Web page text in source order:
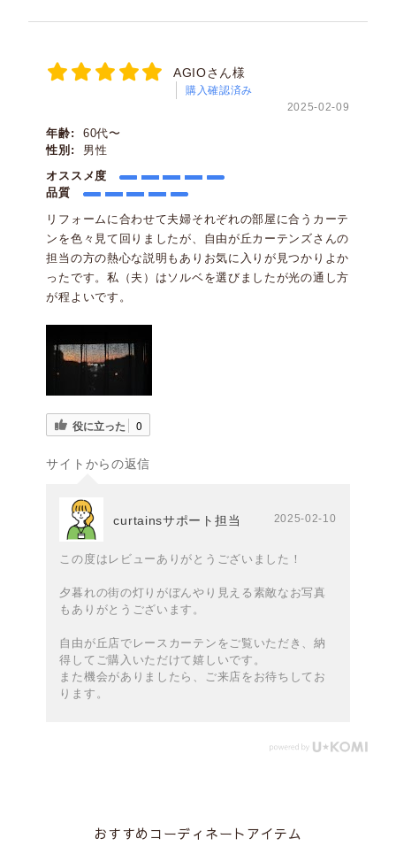
AGIOさん様
購入確認済み
2025-02-09
年齢:
60代〜
性別:
男性
オススメ度
品質
リフォームに合わせて夫婦それぞれの部屋に合うカーテ
ンを色々見て回りましたが、自由が丘カーテンズさんの
担当の方の熱心な説明もありお気に入りが見つかりよか
ったです。私（夫）はソルベを選びましたが光の通し方
が程よいです。
役に立った 0
サイトからの返信
curtainsサポート担当 2025-02-10
この度はレビューありがとうございました！
夕暮れの街の灯りがぼんやり見える素敵なお写真
もありがとうございます。
自由が丘店でレースカーテンをご覧いただき、納
得してご購入いただけて嬉しいです。
また機会がありましたら、ご来店をお待ちしてお
ります。
おすすめコーディネートアイテム